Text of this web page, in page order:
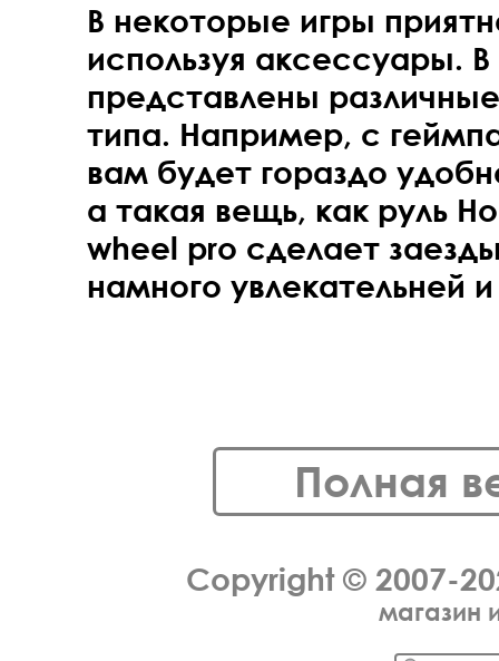
В некоторые игры
используя аксессуары.
представлены
типа. Например, с
вам будет гораздо
а такая вещь, как руль
wheel pro сделает
намного увлекательней
Полная
Copyright © 2007-
магазин